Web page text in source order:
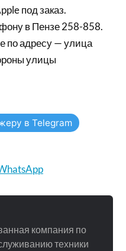
под заказ.
в Пензе 258-858.
по адресу — улица
улицы
в Telegram
компания по
техники